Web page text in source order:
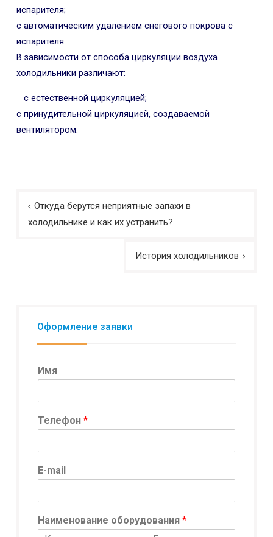
испарителя;
с автоматическим удалением снегового покрова с
испарителя.
В зависимости от способа циркуляции воздуха
холодильники различают:
с естественной циркуляцией;
с принудительной циркуляцией, создаваемой
вентилятором.
Откуда берутся неприятные запахи в
холодильнике и как их устранить?
История холодильников
Оформление заявки
Имя
Телефон *
E-mail
Наименование оборудования *